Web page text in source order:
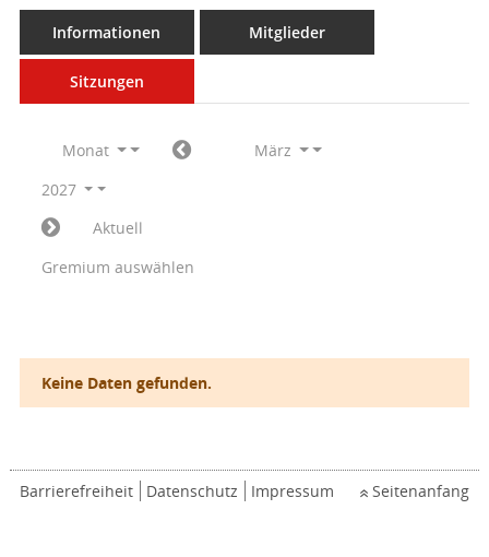
Informationen Mitglieder
Sitzungen
Monat
März
2027
Aktuell
Gremium auswählen
Keine Daten gefunden.
Barrierefreiheit Datenschutz Impressum Seitenanfang